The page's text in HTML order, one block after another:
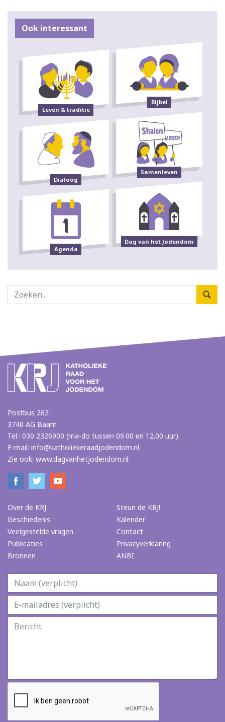
Ook interessant
Leven & traditie
Bijbel
Dialoog
Samenleven
Agenda
Dag van het Jodendom
Postbus 262
3740 AG Baarn
Tel.: 030 2326900 (ma-do tussen 09.00 en 12.00 uur)
E-mail: info@katholiekeraadjodendom.nl
Zie ook: www.dagvanhetjodendom.nl
Over de KRJ
Geschiedenis
Veelgestelde vragen
Publicaties
Bronnen
Steun de KRJ!
Kalender
Contact
Privacyverklaring
ANBI